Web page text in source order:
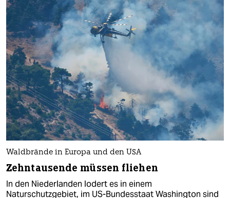
Waldbrände in Europa und den USA
Zehntausende müssen fliehen
In den Niederlanden lodert es in einem
Naturschutzgebiet, im US-Bundesstaat Washington sind